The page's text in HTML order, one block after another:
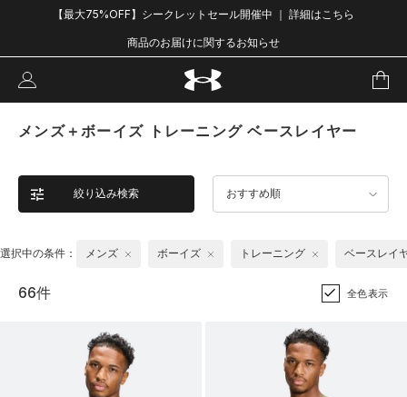
【最大75%OFF】シークレットセール開催中 ｜ 詳細はこちら
商品のお届けに関するお知らせ
メンズ＋ボーイズ トレーニング ベースレイヤー
絞り込み検索 おすすめ順
選択中の条件： メンズ ボーイズ トレーニング ベースレイ
66件 全色表示